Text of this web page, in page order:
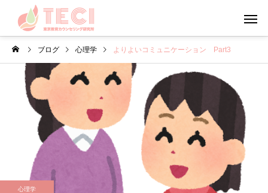
カウンセリング メンタルフ
日々のこと・その他
お盆・夏休みの過ごし方
やる気について考えて
ブログ 心理学 よりよいコミュニケーション Part3
心理学